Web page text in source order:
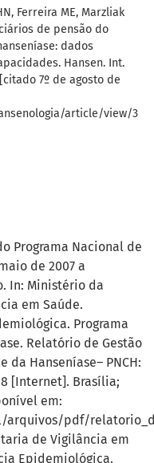
Ferreira ME, Marzliak
de pensão do
dados
Hansen. Int.
7º de agosto de
article/view/3
Programa Nacional de
de 2007 a
In: Ministério da
em Saúde.
Programa
Relatório de Gestão
da Hanseníase– PNCH:
[Internet]. Brasília;
em:
pdf/
de Vigilância em
Epidemiológica.